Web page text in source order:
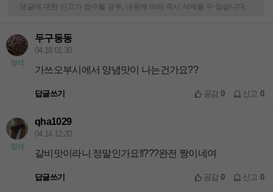
-
댓글에 대한 신고가 접수될 경우, 내용에 따라 즉시 삭제될 수 있습니다.
정석
두구동동
04.18 01:30
가쓰오부시에서 양념맛이 나는건가요??
답글쓰기 공감0 신고 0
정석
qha1029
04.14 12:20
갈비맛이라니 정말인가요!!???완전 짱이네여
답글쓰기 공감0 신고 0